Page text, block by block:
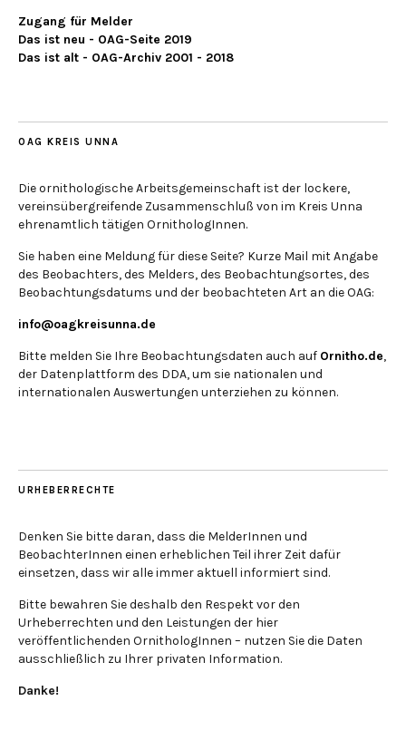
Zugang für Melder
Das ist neu - OAG-Seite 2019
Das ist alt - OAG-Archiv 2001 - 2018
OAG KREIS UNNA
Die ornithologische Arbeitsgemeinschaft ist der lockere,
vereinsübergreifende Zusammenschluß von im Kreis Unna
ehrenamtlich tätigen OrnithologInnen.
Sie haben eine Meldung für diese Seite? Kurze Mail mit Angabe
des Beobachters, des Melders, des Beobachtungsortes, des
Beobachtungsdatums und der beobachteten Art an die OAG:
info@oagkreisunna.de
Bitte melden Sie Ihre Beobachtungsdaten auch auf Ornitho.de,
der Datenplattform des DDA, um sie nationalen und
internationalen Auswertungen unterziehen zu können.
URHEBERRECHTE
Denken Sie bitte daran, dass die MelderInnen und
BeobachterInnen einen erheblichen Teil ihrer Zeit dafür
einsetzen, dass wir alle immer aktuell informiert sind.
Bitte bewahren Sie deshalb den Respekt vor den
Urheberrechten und den Leistungen der hier
veröffentlichenden OrnithologInnen – nutzen Sie die Daten
ausschließlich zu Ihrer privaten Information.
Danke!